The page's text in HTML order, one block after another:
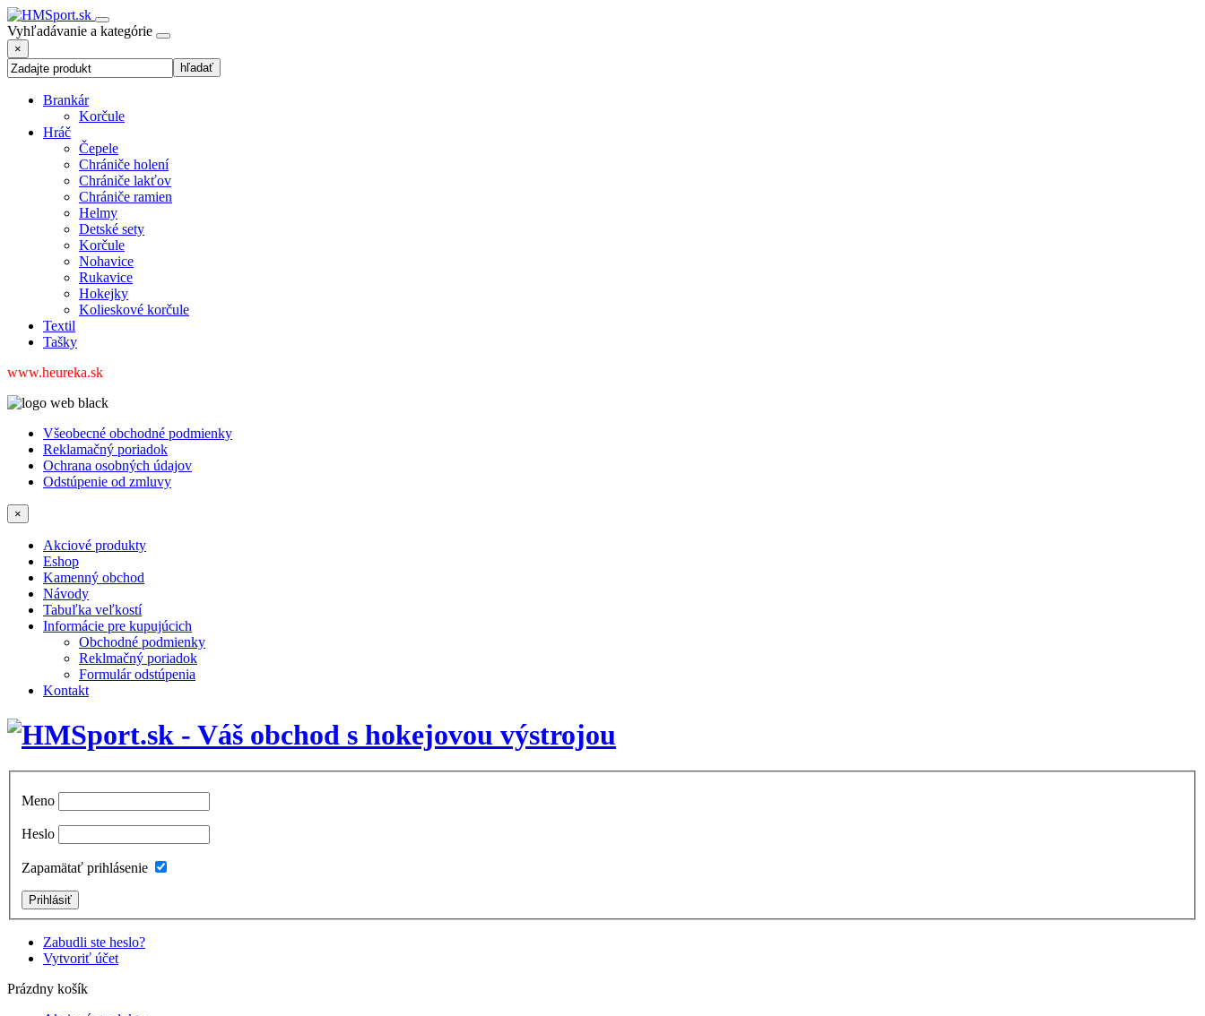
Vyhľadávanie a kategórie
×
Brankár
Korčule
Hráč
Čepele
Chrániče holení
Chrániče lakťov
Chrániče ramien
Helmy
Detské sety
Korčule
Nohavice
Rukavice
Hokejky
Kolieskové korčule
Textil
Tašky
www.heureka.sk
Všeobecné obchodné podmienky
Reklamačný poriadok
Ochrana osobných údajov
Odstúpenie od zmluvy
×
Akciové produkty
Eshop
Kamenný obchod
Návody
Tabuľka veľkostí
Informácie pre kupujúcich
Obchodné podmienky
Reklmačný poriadok
Formulár odstúpenia
Kontakt
Meno
Heslo
Zapamätať prihlásenie
Zabudli ste heslo?
Vytvoriť účet
Prázdny košík